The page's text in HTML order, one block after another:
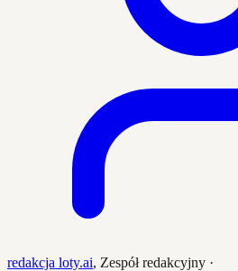
redakcja loty.ai, Zespół redakcyjny ·